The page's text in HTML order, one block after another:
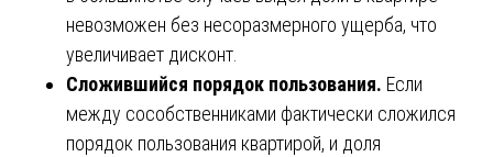
невозможен без несоразмерного ущерба, что
увеличивает дисконт.
Сложившийся порядок пользования. Если
между сособственниками фактически сложился
порядок пользования квартирой, и доля